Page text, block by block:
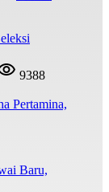
9388
Pertamina,
Baru,